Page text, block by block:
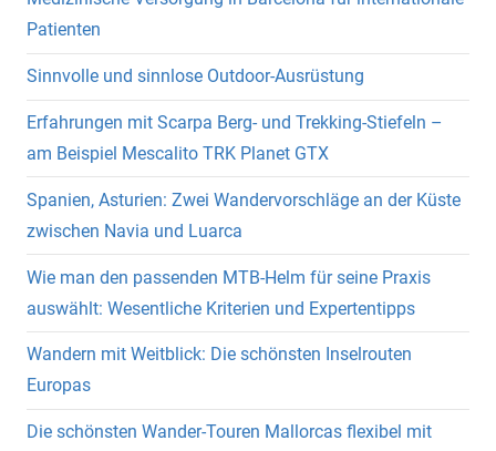
Patienten
Sinnvolle und sinnlose Outdoor-Ausrüstung
Erfahrungen mit Scarpa Berg- und Trekking-Stiefeln –
am Beispiel Mescalito TRK Planet GTX
Spanien, Asturien: Zwei Wandervorschläge an der Küste
zwischen Navia und Luarca
Wie man den passenden MTB-Helm für seine Praxis
auswählt: Wesentliche Kriterien und Expertentipps
Wandern mit Weitblick: Die schönsten Inselrouten
Europas
Die schönsten Wander-Touren Mallorcas flexibel mit